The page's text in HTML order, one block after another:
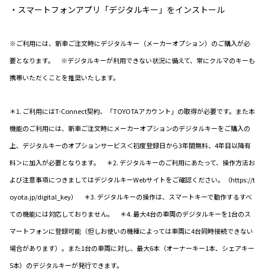
・スマートフォンアプリ「デジタルキー」をインストール
※ご利用には、新車ご注文時にデジタルキー（メーカーオプション）のご購入が必
要となります。 ※デジタルキーが利用できない状況に備えて、常にクルマのキーも
携帯いただくことを推奨いたします。
＊1. ご利用にはT-Connect契約、「TOYOTAアカウント」の取得が必要です。また本
機能のご利用には、新車ご注文時にメーカーオプションのデジタルキーをご購入の
上、デジタルキーのオプションサービス＜初度登録日から3年間無料、4年目以降有
料＞に加入が必要となります。 ＊2. デジタルキーのご利用にあたって、操作方法お
よび注意事項につきましてはデジタルキーWebサイトをご確認ください。（https://t
oyota.jp/digital_key） ＊3. デジタルキーの操作は、スマートキーで動作するすべ
ての機能には対応しておりません。 ＊4. 最大4台の車両のデジタルキーを1台のス
マートフォンに登録可能（但しお使いの機種によっては車両に4台同時接続できない
場合があります）。また1台の車両に対し、最大6本（オーナーキー1本、シェアキー
5本）のデジタルキーが発行できます。